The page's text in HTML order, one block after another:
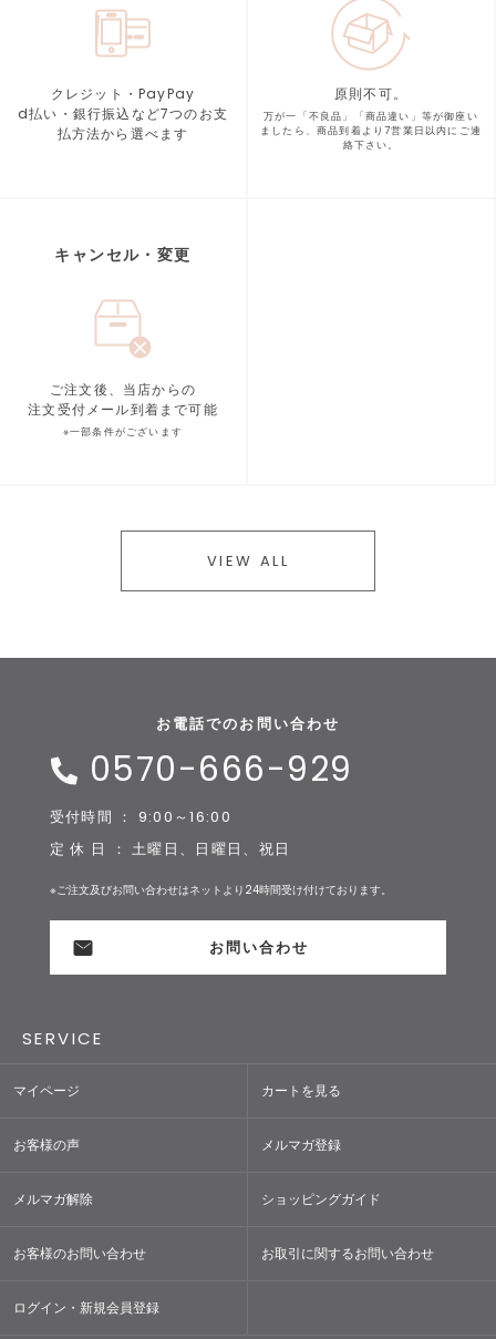
クレジット・PayPay
d払い・銀行振込など7つのお支
払方法から選べます
原則不可。
万が一「不良品」「商品違い」等が御座い
ましたら、商品到着より7営業日以内にご連
絡下さい。
キャンセル・変更
ご注文後、当店からの
注文受付メール到着まで可能
※一部条件がございます
VIEW ALL
お電話でのお問い合わせ
0570-666-929
受付時間 ： 9:00～16:00
定 休 日 ： 土曜日、日曜日、祝日
※ご注文及びお問い合わせはネットより24時間受け付けております。
お問い合わせ
SERVICE
マイページ カートを見る
お客様の声 メルマガ登録
メルマガ解除 ショッピングガイド
お客様のお問い合わせ お取引に関するお問い合わせ
ログイン・新規会員登録